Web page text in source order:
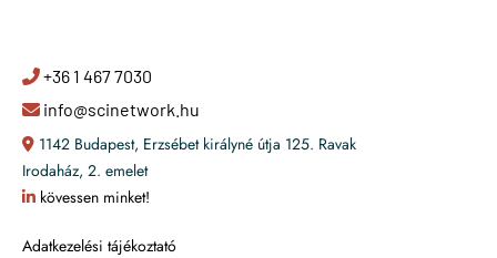
+36 1 467 7030
info@scinetwork.hu
1142 Budapest, Erzsébet királyné útja 125. Ravak
Irodaház, 2. emelet
kövessen minket!
Adatkezelési tájékoztató